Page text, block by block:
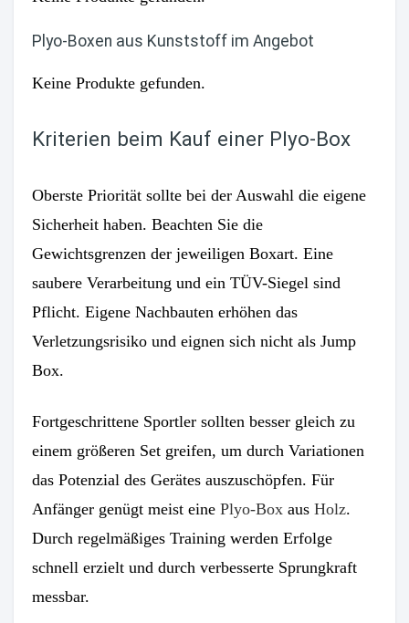
Plyo-Boxen aus Kunststoff im Angebot
Keine Produkte gefunden.
Kriterien beim Kauf einer Plyo-Box
Oberste Priorität sollte bei der Auswahl die eigene
Sicherheit haben. Beachten Sie die
Gewichtsgrenzen der jeweiligen Boxart. Eine
saubere Verarbeitung und ein TÜV-Siegel sind
Pflicht. Eigene Nachbauten erhöhen das
Verletzungsrisiko und eignen sich nicht als Jump
Box.
Fortgeschrittene Sportler sollten besser gleich zu
einem größeren Set greifen, um durch Variationen
das Potenzial des Gerätes auszuschöpfen. Für
Anfänger genügt meist eine Plyo-Box aus Holz.
Durch regelmäßiges Training werden Erfolge
schnell erzielt und durch verbesserte Sprungkraft
messbar.